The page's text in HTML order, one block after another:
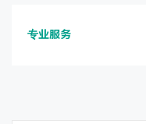
专业服务